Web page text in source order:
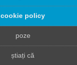
cookie policy
poze
știați că